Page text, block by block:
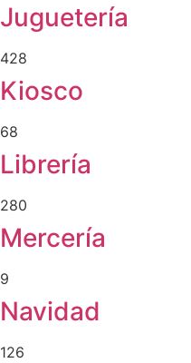
Juguetería
428
Kiosco
68
Librería
280
Mercería
9
Navidad
126